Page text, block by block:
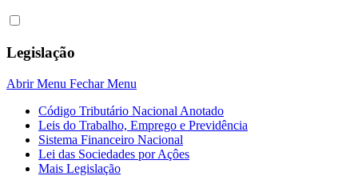
Legislação
Abrir Menu Fechar Menu
Código Tributário Nacional Anotado
Leis do Trabalho, Emprego e Previdência
Sistema Financeiro Nacional
Lei das Sociedades por Açôes
Mais Legislação